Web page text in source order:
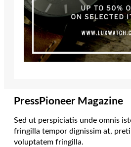
PressPioneer Magazine
Sed ut perspiciatis unde omnis
fringilla tempor dignissim at,
voluptatem fringilla.